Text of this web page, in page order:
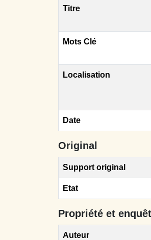
Titre
Mots Clé
Localisation
Date
Original
Support original
Etat
Propriété et
Auteur